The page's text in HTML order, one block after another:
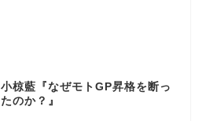
小椋藍『なぜモトGP昇格を断っ
たのか？』